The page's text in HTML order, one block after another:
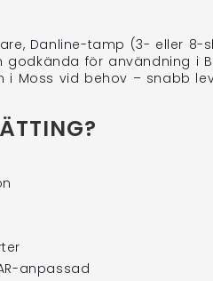
Danline-tamp (3- eller
för användning i
Moss vid behov – snabb
anpassad